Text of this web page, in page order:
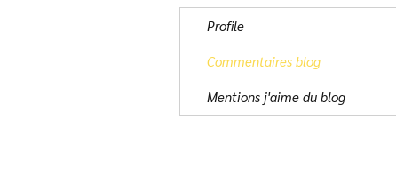
Profile
Commentaires blog
Mentions j'aime du blog